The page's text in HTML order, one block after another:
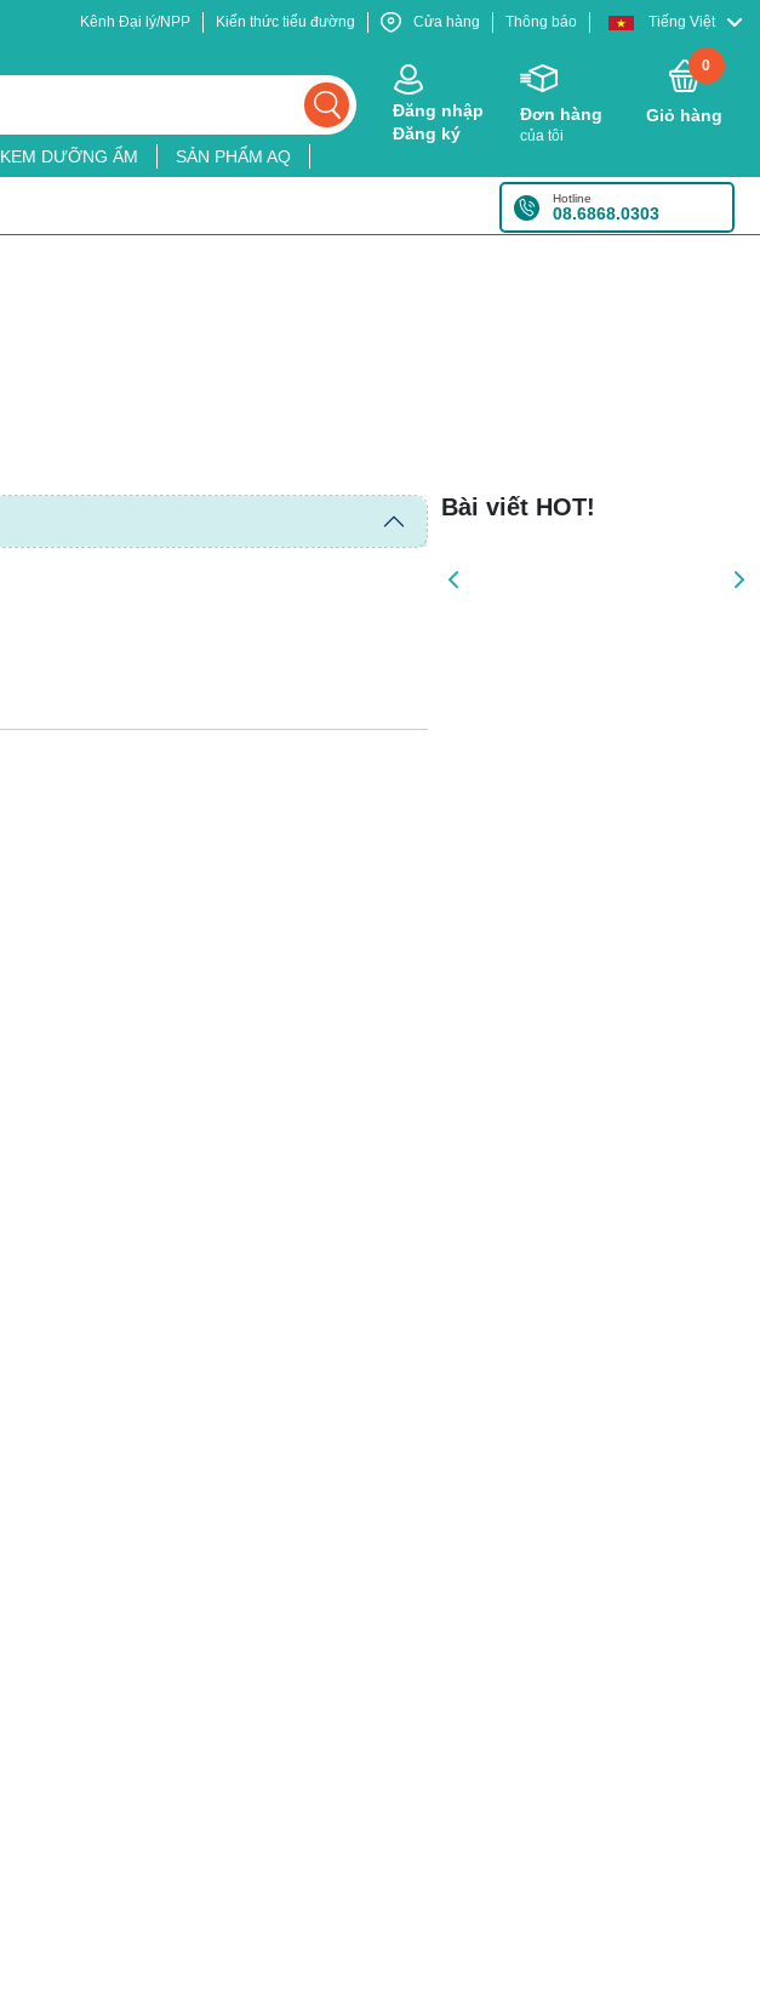
Kênh Đại lý/NPP Kiến thức tiểu đường Cửa hàng Thông báo Tiếng Việt
KEM DƯỠNG ẨM
SẢN PHẨM AQ
Đăng nhập
Đăng ký
Đơn hàng
của tôi
0
Giỏ hàng
Hotline
08.6868.0303
Bài viết HOT!